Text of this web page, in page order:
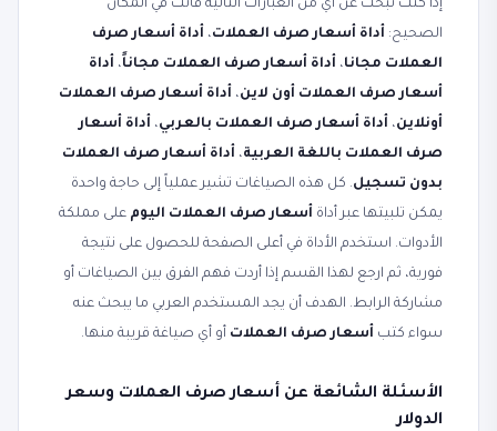
إذا كنت تبحث عن أي من العبارات التالية فأنت في المكان
الصحيح: أداة أسعار صرف العملات، أداة أسعار صرف
العملات مجانا، أداة أسعار صرف العملات مجاناً، أداة
أسعار صرف العملات أون لاين، أداة أسعار صرف العملات
أونلاين، أداة أسعار صرف العملات بالعربي، أداة أسعار
صرف العملات باللغة العربية، أداة أسعار صرف العملات
بدون تسجيل. كل هذه الصياغات تشير عملياً إلى حاجة واحدة
يمكن تلبيتها عبر أداة أسعار صرف العملات اليوم على مملكة
الأدوات. استخدم الأداة في أعلى الصفحة للحصول على نتيجة
فورية، ثم ارجع لهذا القسم إذا أردت فهم الفرق بين الصياغات أو
مشاركة الرابط. الهدف أن يجد المستخدم العربي ما يبحث عنه
سواء كتب أسعار صرف العملات أو أي صياغة قريبة منها.
الأسئلة الشائعة عن أسعار صرف العملات وسعر
الدولار